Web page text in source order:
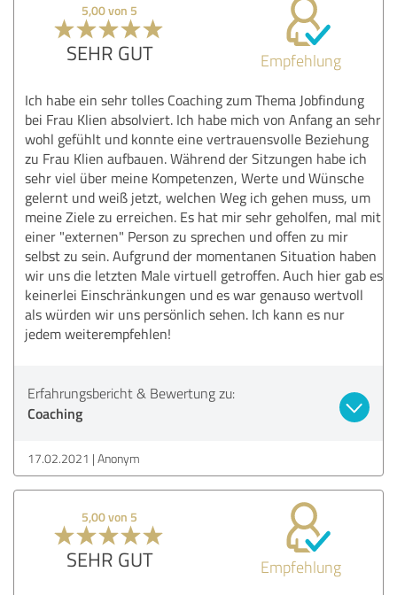
5,00 von 5
SEHR GUT Empfehlung
Ich habe ein sehr tolles Coaching zum Thema Jobfindung
bei Frau Klien absolviert. Ich habe mich von Anfang an sehr
wohl gefühlt und konnte eine vertrauensvolle Beziehung
zu Frau Klien aufbauen. Während der Sitzungen habe ich
sehr viel über meine Kompetenzen, Werte und Wünsche
gelernt und weiß jetzt, welchen Weg ich gehen muss, um
meine Ziele zu erreichen. Es hat mir sehr geholfen, mal mit
einer "externen" Person zu sprechen und offen zu mir
selbst zu sein. Aufgrund der momentanen Situation haben
wir uns die letzten Male virtuell getroffen. Auch hier gab es
keinerlei Einschränkungen und es war genauso wertvoll
als würden wir uns persönlich sehen. Ich kann es nur
jedem weiterempfehlen!
Erfahrungsbericht & Bewertung zu:
Coaching
17.02.2021 Anonym
5,00 von 5
SEHR GUT Empfehlung